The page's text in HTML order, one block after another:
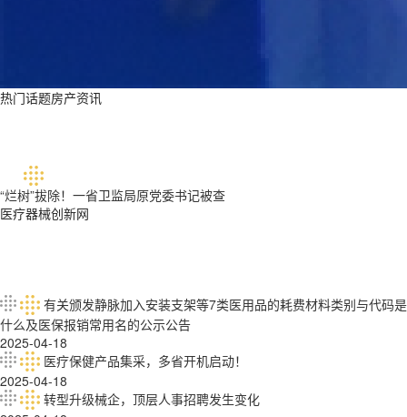
热门话题房产资讯
“烂树”拔除！一省卫监局原党委书记被查
医疗器械创新网
有关颁发静脉加入安装支架等7类医用品的耗费材料类别与代码是
什么及医保报销常用名的公示公告
2025-04-18
医疗保健产品集采，多省开机启动！
2025-04-18
转型升级械企，顶层人事招聘发生变化